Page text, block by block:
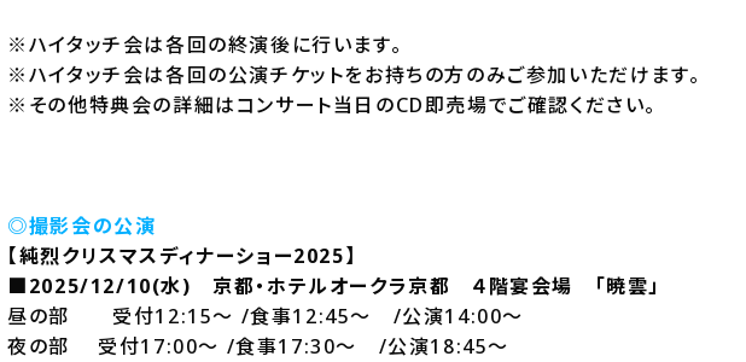
※ハイタッチ会は各回の終演後に行います。
※ハイタッチ会は各回の公演チケットをお持ちの方のみご参加いただけます。
※その他特典会の詳細はコンサート当日のCD即売場でご確認ください。
◎撮影会の公演
【純烈クリスマスディナーショー2025】
■2025/12/10(水) 京都・ホテルオークラ京都 ４階宴会場 「暁雲」
昼の部 受付12:15～ /食事12:45～ /公演14:00～
夜の部 受付17:00～ /食事17:30～ /公演18:45～